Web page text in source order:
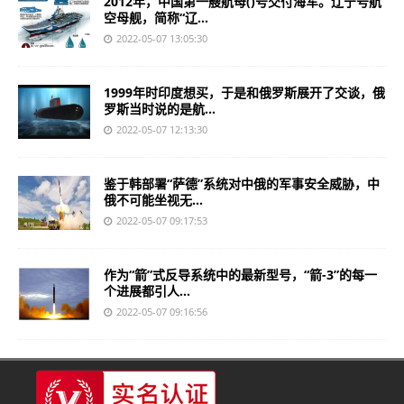
空母舰，简称“辽...
2022-05-07 13:05:30
1999年时印度想买，于是和俄罗斯展开了交谈，俄
罗斯当时说的是航...
2022-05-07 12:13:30
鉴于韩部署“萨德”系统对中俄的军事安全威胁，中
俄不可能坐视无...
2022-05-07 09:17:53
作为“箭”式反导系统中的最新型号，“箭-3”的每一
个进展都引人...
2022-05-07 09:16:56